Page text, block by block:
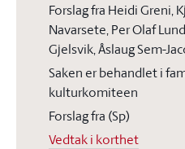
Forslag fra Heidi Greni,
Navarsete, Per Olaf
Gjelsvik, Åslaug Sem-
Saken er behandlet i
kulturkomiteen
Forslag fra (Sp)
Vedtak i korthet